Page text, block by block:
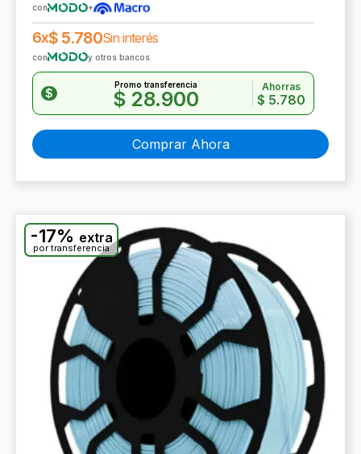
con +
6x$ 5.780Sin interés
con y otros bancos
$
Promo transferencia
$ 28.900
Ahorras
$ 5.780
Comprar Ahora
-17% extra
por transferencia